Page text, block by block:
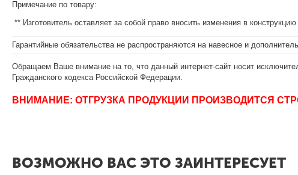
Примечание по товару:
** Изготовитель оставляет за собой право вносить изменения в
Гарантийные обязательства не распространяются на навесное и
Обращаем Ваше внимание на то, что данный интернет-сайт носит
Гражданского кодекса Российской Федерации.
ВНИМАНИЕ: ОТГРУЗКА ПРОДУКЦИИ ПРОИЗВОДИТСЯ
ВОЗМОЖНО ВАС ЭТО ЗАИНТЕРЕСУЕТ